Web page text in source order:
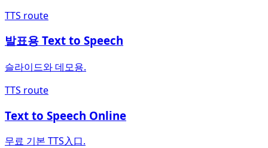
TTS route
발표용 Text to Speech
슬라이드와 데모용.
TTS route
Text to Speech Online
무료 기본 TTS入口.